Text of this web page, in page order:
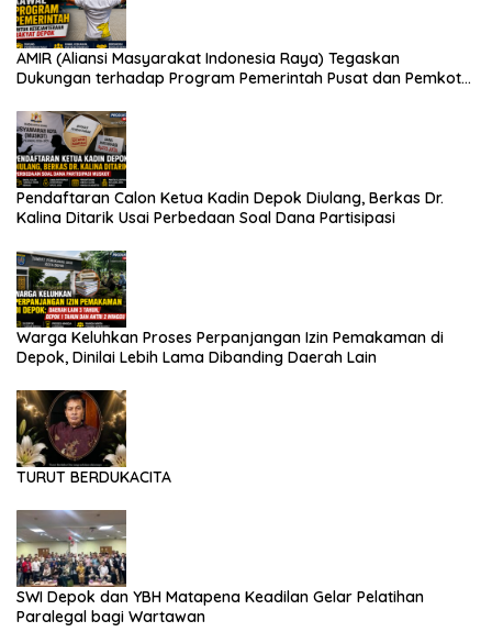
AMIR (Aliansi Masyarakat Indonesia Raya) Tegaskan
Dukungan terhadap Program Pemerintah Pusat dan Pemkot
Pendaftaran Calon Ketua Kadin Depok Diulang, Berkas Dr.
Kalina Ditarik Usai Perbedaan Soal Dana Partisipasi
Warga Keluhkan Proses Perpanjangan Izin Pemakaman di
Depok, Dinilai Lebih Lama Dibanding Daerah Lain
TURUT BERDUKACITA
SWI Depok dan YBH Matapena Keadilan Gelar Pelatihan
Paralegal bagi Wartawan